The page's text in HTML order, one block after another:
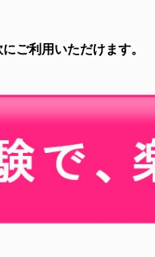
ご利用いただけます。